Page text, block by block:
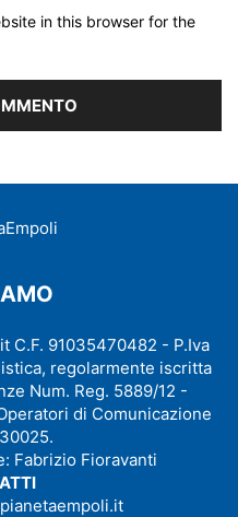
in this browser for the
C.F. 91035470482 - P.Iva
regolarmente iscritta
Num. Reg. 5889/12 -
di Comunicazione
Fabrizio Fioravanti